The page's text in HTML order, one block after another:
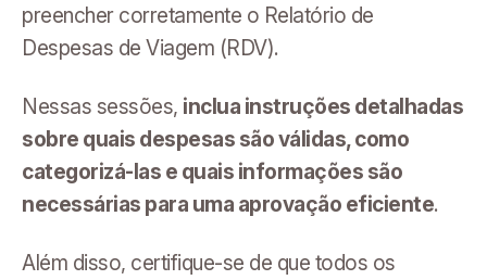
preencher corretamente o Relatório de
Despesas de Viagem (RDV).
Nessas sessões, inclua instruções detalhadas
sobre quais despesas são válidas, como
categorizá-las e quais informações são
necessárias para uma aprovação eficiente.
Além disso, certifique-se de que todos os